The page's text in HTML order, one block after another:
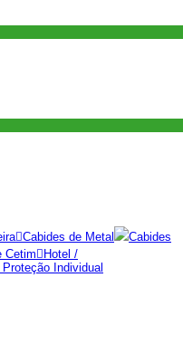
Cabides de Metal
Cabides
Cetim
Hotel /
Individual